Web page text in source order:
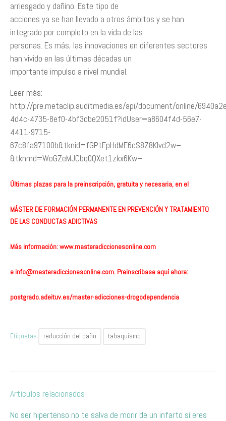
arriesgado y dañino. Este tipo de
acciones ya se han llevado a otros ámbitos y se han
integrado por completo en la vida de las
personas. Es más, las innovaciones en diferentes sectores
han vivido en las últimas décadas un
importante impulso a nivel mundial.
Leer más:
http://pre.metaclip.auditmedia.es/api/document/online/
4d4c-4735-8ef0-4bf3cbe2051f?idUser=a8604f4d-56e7-
4411-9715-
67c8fa97100b&tknid=fGPtEpHdME6cS8Z8Klvd2w–
&tknmd=WoGZeMJCbq0QXet1zkx6Kw–
Últimas plazas para la preinscripción, gratuita y necesaria, en el
MÁSTER DE FORMACIÓN PERMANENTE EN PREVENCIÓN Y TRATAMIENTO
DE LAS CONDUCTAS ADICTIVAS
Más información:www.masteradiccionesonline.com
e info@masteradiccionesonline.com. Preinscríbase aquí ahora:
postgrado.adeituv.es/master-adicciones-drogodependencia
Etiquetas: reducción del daño tabaquismo
Artículos relacionados
No ser hipertenso no te salva de morir de un infarto si eres